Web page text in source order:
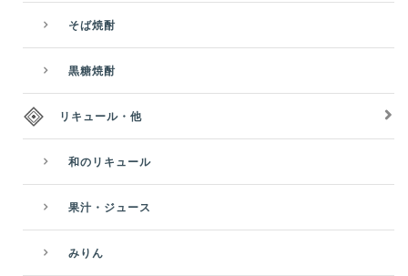
そば焼酎
黒糖焼酎
リキュール・他
和のリキュール
果汁・ジュース
みりん